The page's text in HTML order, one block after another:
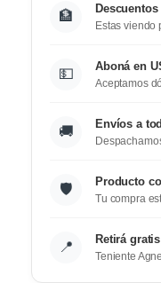
🏦
Estas viendo
💵 Aboná en
Aceptamos
🚚 Envíos a
🛡️ Producto
Tu compra
📍 Retirá
Teniente